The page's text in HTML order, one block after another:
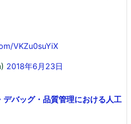
VKZu0suYiX
2018年6月23日
デバッグ・品質管理における人工